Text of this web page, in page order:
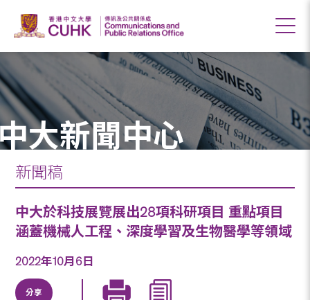
大新聞中心
新聞稿
中大於科技展覽展出28項科研項目 重點項目
涵蓋機械人工程、深度學習及生物醫學等領域
2022年10月6日
分享